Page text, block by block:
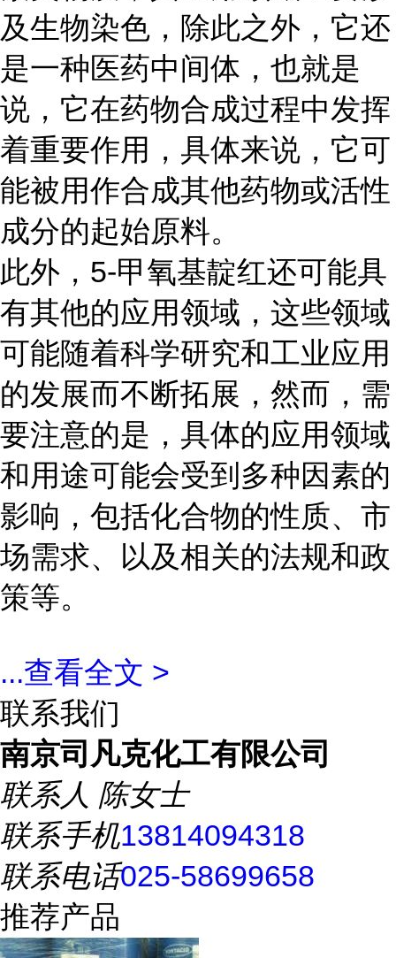
及生物染色，除此之外，它还
是一种医药中间体，也就是
说，它在药物合成过程中发挥
着重要作用，具体来说，它可
能被用作合成其他药物或活性
成分的起始原料。
此外，5-甲氧基靛红还可能具
有其他的应用领域，这些领域
可能随着科学研究和工业应用
的发展而不断拓展，然而，需
要注意的是，具体的应用领域
和用途可能会受到多种因素的
影响，包括化合物的性质、市
场需求、以及相关的法规和政
策等。
...查看全文 >
联系我们
南京司凡克化工有限公司
联系人 陈女士
联系手机13814094318
联系电话025-58699658
推荐产品